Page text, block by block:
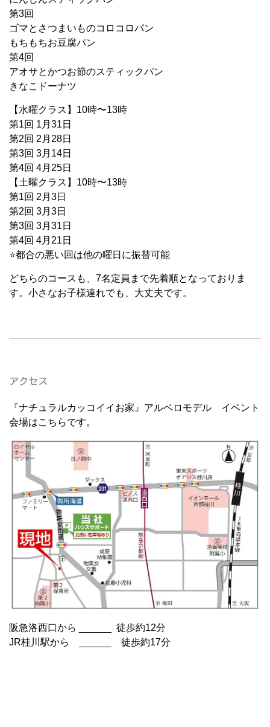
第3回
ゴマとさつまいものコロコロパン
もちもちお豆腐パン
第4回
アオサとかつお節のスティックパン
きなこドーナツ
【水曜クラス】10時〜13時
第1回 1月31日
第2回 2月28日
第3回 3月14日
第4回 4月25日
【土曜クラス】10時〜13時
第1回 2月3日
第2回 3月3日
第3回 3月31日
第4回 4月21日
⭐️都合の悪い回は他の曜日に振替可能
どちらのコースも、7名定員まで先着順となっておりま
す。小さなお子様連れでも、大丈夫です。
アクセス
『ナチュラルカッコイイお家』アルベロモデル イベント
会場はこちらです。
阪急洛西口から ______ 徒歩約12分
JR桂川駅から ______ 徒歩約17分